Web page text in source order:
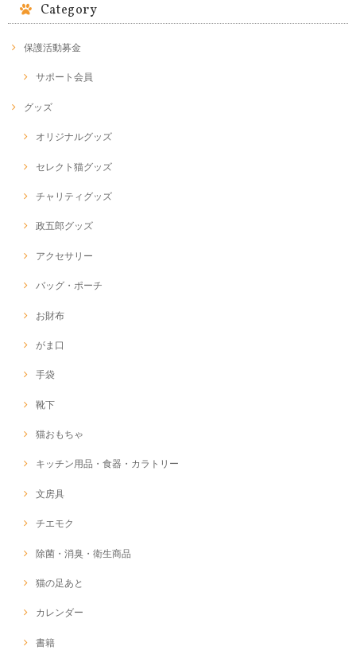
Category
保護活動募金
サポート会員
グッズ
オリジナルグッズ
セレクト猫グッズ
チャリティグッズ
政五郎グッズ
アクセサリー
バッグ・ポーチ
お財布
がま口
手袋
靴下
猫おもちゃ
キッチン用品・食器・カラトリー
文房具
チエモク
除菌・消臭・衛生商品
猫の足あと
カレンダー
書籍